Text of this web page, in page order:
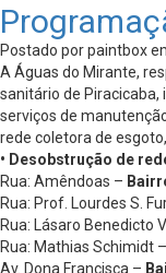
Postado por paintbox
A Águas do Mirante,
sanitário de Piracicaba,
serviços de
rede coletora de
• Desobstrução de
Rua: Amêndoas –
Rua: Prof. Lourdes S.
Rua: Lásaro Benedicto
Rua: Mathias Schimidt –
Av. Dona Francisca –